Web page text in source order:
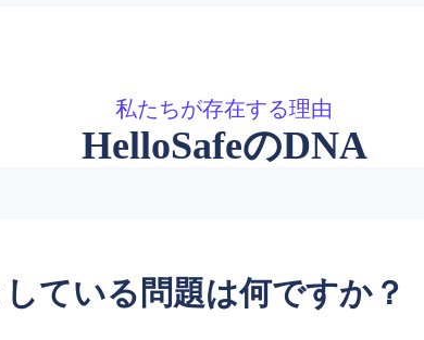
私たちが存在する理由
HelloSafeのDNA
ている問題は何ですか？